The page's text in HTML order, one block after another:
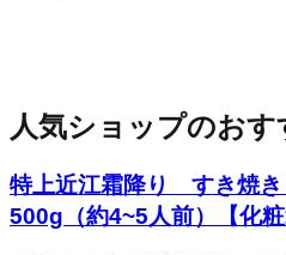
人気ショップのおす
特上近江霜降り すき焼
500g（約4~5人前）【化粧